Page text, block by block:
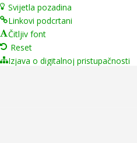
Svijetla pozadina
Linkovi podcrtani
Čitljiv font
Reset
Izjava o digitalnoj pristupačnosti